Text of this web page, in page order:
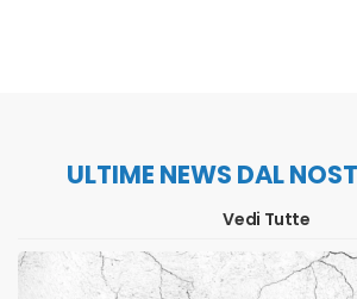
ULTIME NEWS DAL
Vedi Tutte